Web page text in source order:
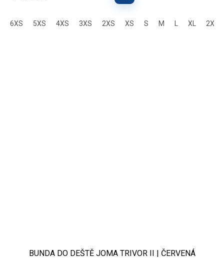
6XS 5XS 4XS 3XS 2XS XS S M XL 2XL
BUNDA DO DEŠTĚ JOMA TRIVOR II | ČERVENÁ